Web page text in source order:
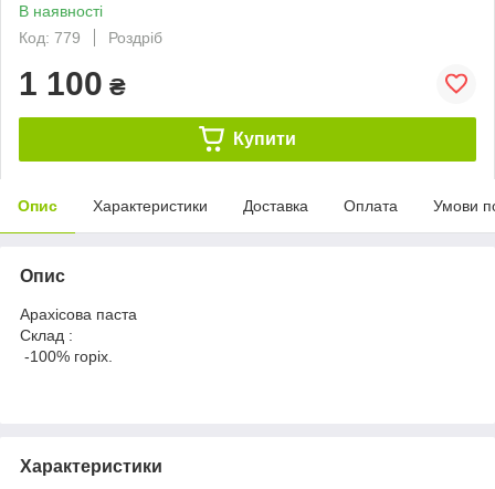
В наявності
Код: 779
Роздріб
1 100 ₴
Купити
Опис Характеристики Доставка Оплата Умови
Опис
Арахісова паста
Склад :
-100% горіх.
Характеристики